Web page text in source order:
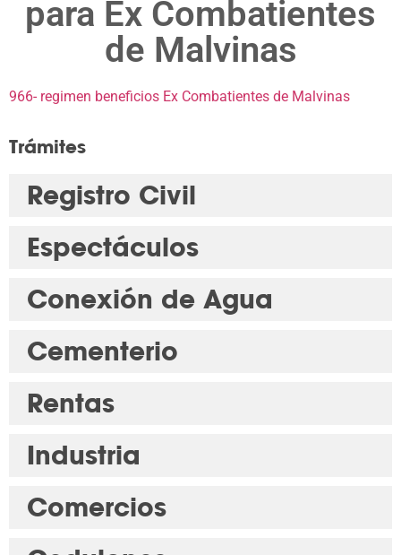
para Ex Combatientes
de Malvinas
966- regimen beneficios Ex Combatientes de Malvinas
Trámites
Registro Civil
Espectáculos
Conexión de Agua
Cementerio
Rentas
Industria
Comercios